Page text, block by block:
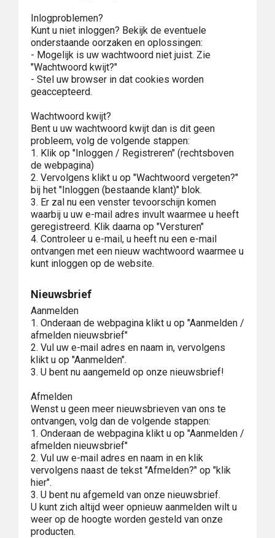
Inlogproblemen?
Kunt u niet inloggen? Bekijk de eventuele
onderstaande oorzaken en oplossingen:
- Mogelijk is uw wachtwoord niet juist. Zie
"Wachtwoord kwijt?"
- Stel uw browser in dat cookies worden
geaccepteerd.
Wachtwoord kwijt?
Bent u uw wachtwoord kwijt dan is dit geen
probleem, volg de volgende stappen:
1. Klik op "Inloggen / Registreren" (rechtsboven
de webpagina)
2. Vervolgens klikt u op "Wachtwoord vergeten?"
bij het "Inloggen (bestaande klant)" blok.
3. Er zal nu een venster tevoorschijn komen
waarbij u uw e-mail adres invult waarmee u heeft
geregistreerd. Klik daarna op "Versturen"
4. Controleer u e-mail, u heeft nu een e-mail
ontvangen met een nieuw wachtwoord waarmee u
kunt inloggen op de website.
Nieuwsbrief
Aanmelden
1. Onderaan de webpagina klikt u op "Aanmelden /
afmelden nieuwsbrief"
2. Vul uw e-mail adres en naam in, vervolgens
klikt u op "Aanmelden".
3. U bent nu aangemeld op onze nieuwsbrief!
Afmelden
Wenst u geen meer nieuwsbrieven van ons te
ontvangen, volg dan de volgende stappen:
1. Onderaan de webpagina klikt u op "Aanmelden /
afmelden nieuwsbrief"
2. Vul uw e-mail adres en naam in en klik
vervolgens naast de tekst "Afmelden?" op "klik
hier".
3. U bent nu afgemeld van onze nieuwsbrief.
U kunt zich altijd weer opnieuw aanmelden wilt u
weer op de hoogte worden gesteld van onze
producten.